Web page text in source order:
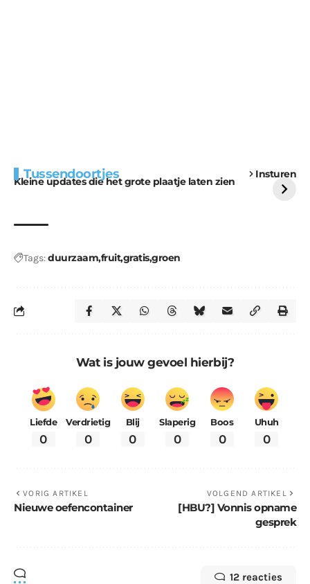
Tussendoortjes Insturen
Kleine updates die het grote plaatje laten zien
voor kabouters
uitdaging
Tags:duurzaamfruitgratisgroen
Wat is jouw gevoel hierbij?
Liefde
0
Verdrietig
0
Blij
0
Slaperig
0
Boos
0
Uhuh
0
VORIG ARTIKEL
Nieuwe oefencontainer
VOLGEND ARTIKEL
[HBU?] Vonnis opname
gesprek
12 reacties